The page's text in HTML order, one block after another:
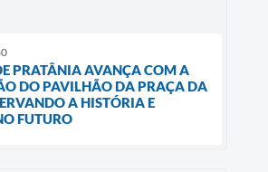
PRATÂNIA AVANÇA COM A
DO PAVILHÃO DA PRAÇA DA
A HISTÓRIA E
FUTURO